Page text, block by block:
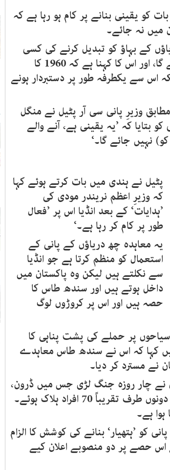
کو یقینی بنانے پر کام ہو رہا ہے کہ
میں نہ جائے۔
کے بہاؤ کو تبدیل کرنے کی کسی
بھی کوشش کو ’جنگی اقدام‘ سمجھا جائے گا، اور اس کا کہنا ہے کہ 1960 کا
اس سے یکطرفہ طور پر دستبردار ہونے
وزیرِ پانی سی آر پٹیل نے منگل
بتایا کہ ’یہ یقینی ہے، آنے والے
نہیں جائے گا۔‘
پٹیل نے ہندی میں بات کرتے ہوئے کہا
کہ وزیرِ اعظم نریندر مودی کی
’ہدایات‘ کے بعد انڈیا اس پر ’فعال
طور پر کام کر رہا ہے۔‘
یہ معاہدہ چھ دریاؤں کے پانی کے
استعمال کو منظم کرتا ہے جو انڈیا
سے نکلتے ہیں لیکن وہ پاکستان میں
داخل ہوتے ہیں اور سندھ طاس کا
حصہ ہیں اور اس پر کروڑوں لوگ
سیاحوں پر حملے کی پشت پناہی کا
لگانے کے بعد انڈیا نے مئی 2025 میں کہا کہ اس نے سندھ طاس معاہدے
مسترد کر دیا۔
نے چار روزہ جنگ لڑی جس میں ڈرون،
میزائل اور توپ خانے کے حملے ہوئے، اور دونوں طرف تقریباً 70 افراد ہلاک ہوئے۔
ہے۔
کو ’ہتھیار‘ بنانے کی کوشش کا الزام
اس حصے پر دو منصوبے اعلان کیے